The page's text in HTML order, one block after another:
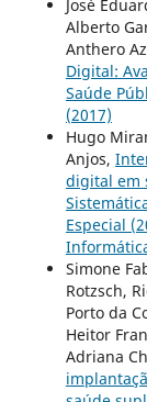
José
Alberto
Anthero
Digital:
Saúde
(2017)
Hugo
Anjos,
digital em
Especial
Simone
Rotzsch,
Porto da
Heitor
Adriana